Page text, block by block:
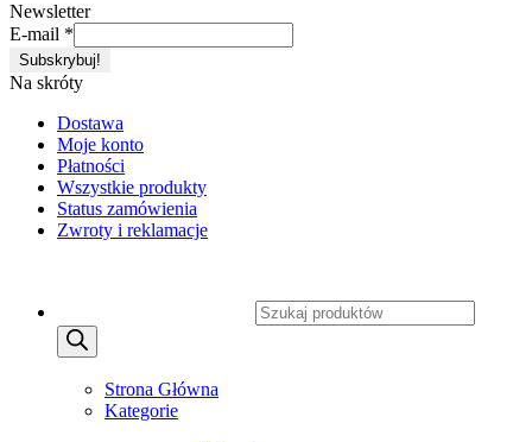
Newsletter
E-mail *
Na skróty
Dostawa
Moje konto
Płatności
Wszystkie produkty
Status zamówienia
Zwroty i reklamacje
Strona Główna
Kategorie